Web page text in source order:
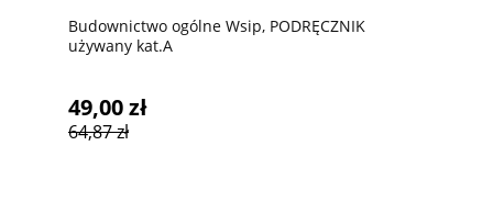
Budownictwo ogólne Wsip, PODRĘCZNIK
używany kat.A
49,00 zł
64,87 zł